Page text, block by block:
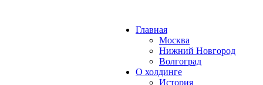
Главная
Москва
Нижний Новгород
Волгоград
О холдинге
История